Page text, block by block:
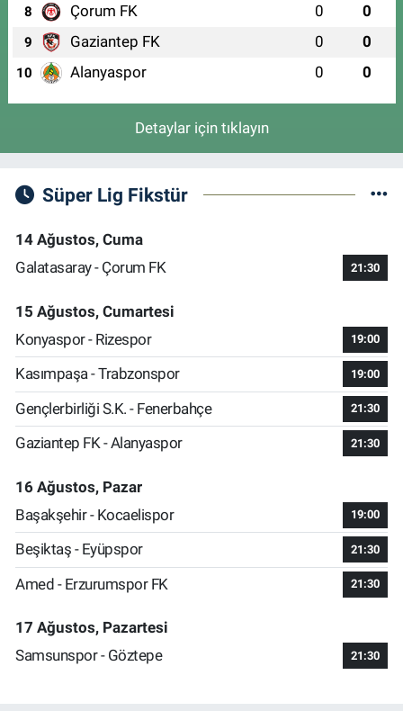
8 Çorum FK 0 0
9 Gaziantep FK 0 0
10 Alanyaspor 0 0
Detaylar için tıklayın
Süper Lig Fikstür
14 Ağustos, Cuma
Galatasaray - Çorum FK
21:30
15 Ağustos, Cumartesi
Konyaspor - Rizespor
19:00
Kasımpaşa - Trabzonspor 19:00
Gençlerbirliği S.K. - Fenerbahçe 21:30
Gaziantep FK - Alanyaspor 21:30
16 Ağustos, Pazar
Başakşehir - Kocaelispor
19:00
Beşiktaş - Eyüpspor 21:30
Amed - Erzurumspor FK 21:30
17 Ağustos, Pazartesi
Samsunspor - Göztepe
21:30